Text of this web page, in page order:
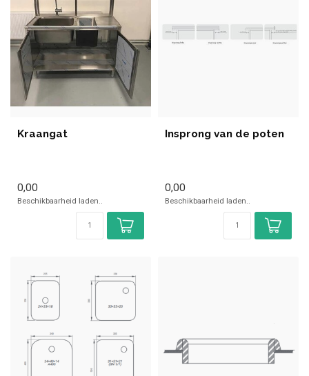
Kraangat
0,00
Beschikbaarheid laden..
Insprong van de poten
0,00
Beschikbaarheid laden..